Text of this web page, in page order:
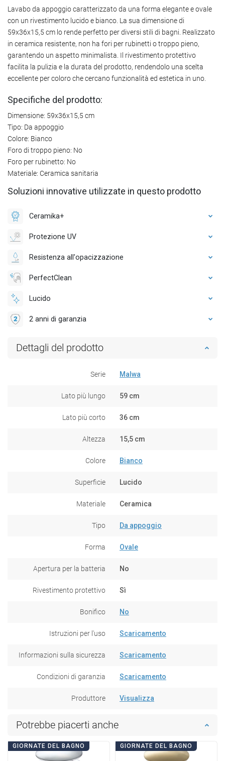
Lavabo da appoggio caratterizzato da una forma elegante e ovale
con un rivestimento lucido e bianco. La sua dimensione di
59x36x15,5 cm lo rende perfetto per diversi stili di bagni. Realizzato
in ceramica resistente, non ha fori per rubinetti o troppo pieno,
garantendo un aspetto minimalista. Il rivestimento protettivo
facilita la pulizia e la durata del prodotto, rendendolo una scelta
eccellente per coloro che cercano funzionalità ed estetica in uno.
Specifiche del prodotto:
Dimensione: 59x36x15,5 cm
Tipo: Da appoggio
Colore: Bianco
Foro di troppo pieno: No
Foro per rubinetto: No
Materiale: Ceramica sanitaria
Soluzioni innovative utilizzate in questo prodotto
Ceramika+
Protezione UV
Resistenza all'opacizzazione
PerfectClean
Lucido
2 anni di garanzia
Dettagli del prodotto
Serie Malwa
Lato più lungo 59 cm
Lato più corto 36 cm
Altezza 15,5 cm
Colore Bianco
Superficie Lucido
Materiale Ceramica
Tipo Da appoggio
Forma Ovale
Apertura per la batteria No
Rivestimento protettivo Sì
Bonifico No
Istruzioni per l'uso Scaricamento
Informazioni sulla sicurezza Scaricamento
Condizioni di garanzia Scaricamento
Produttore Visualizza
Potrebbe piacerti anche
GIORNATE DEL BAGNO GIORNATE DEL BAGNO